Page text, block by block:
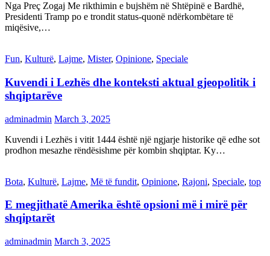
Nga Preç Zogaj Me rikthimin e bujshëm në Shtëpinë e Bardhë,
Presidenti Tramp po e trondit status-quonë ndërkombëtare të
miqësive,…
Fun, Kulturë, Lajme, Mister, Opinione, Speciale
Kuvendi i Lezhës dhe konteksti aktual gjeopolitik i
shqiptarëve
adminadmin March 3, 2025
Kuvendi i Lezhës i vitit 1444 është një ngjarje historike që edhe sot
prodhon mesazhe rëndësishme për kombin shqiptar. Ky…
Bota, Kulturë, Lajme, Më të fundit, Opinione, Rajoni, Speciale, top
E megjithatë Amerika është opsioni më i mirë për
shqiptarët
adminadmin March 3, 2025